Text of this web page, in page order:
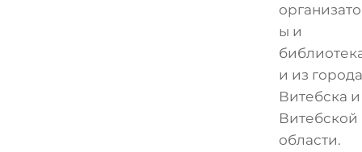
ы и
и из города
Витебска и
Витебской
области.